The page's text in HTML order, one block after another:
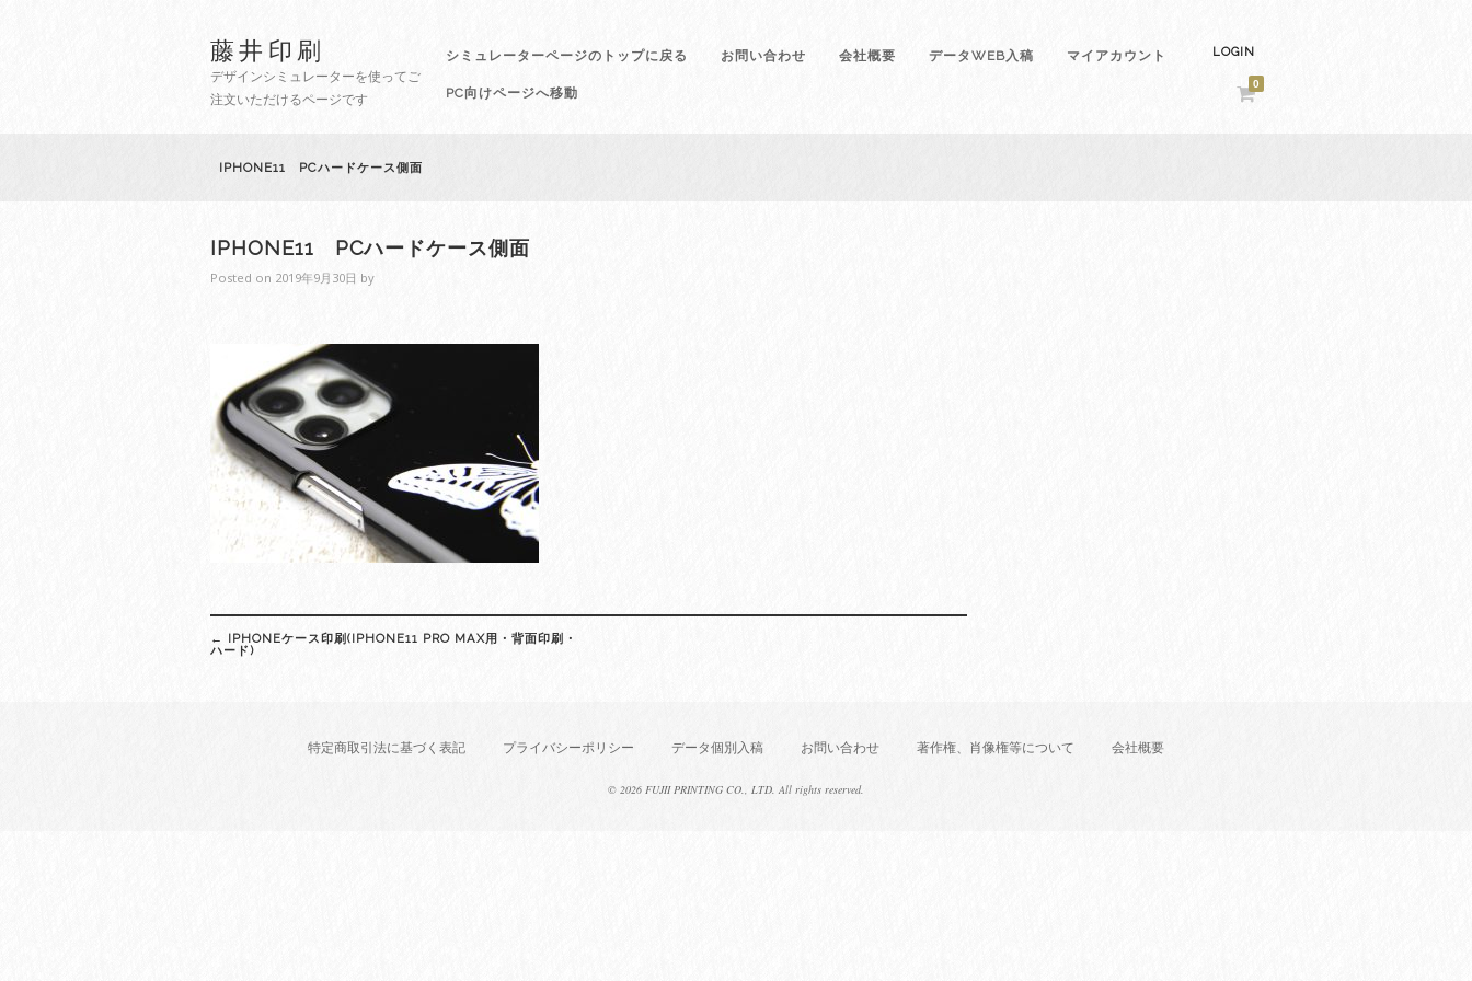
藤井印刷
デザインシミュレーターを使ってご
注文いただけるページです
シミュレーターページのトップに戻る お問い合わせ 会社概要 データWEB入稿 マイアカウント
PC向けページへ移動
LOGIN
0
IPHONE11 PCハードケース側面
IPHONE11 PCハードケース側面
Posted on 2019年9月30日 by
navigation
← IPHONEケース印刷(IPHONE11 PRO MAX用・背面印刷・
ハード)
特定商取引法に基づく表記 プライバシーポリシー データ個別入稿 お問い合わせ 著作権、肖像権等について 会社概要
© 2026 FUJII PRINTING CO., LTD. All rights reserved.